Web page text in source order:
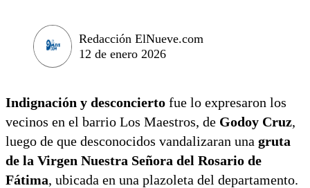
Redacción ElNueve.com
12 de enero 2026
Indignación y desconcierto fue lo expresaron los
vecinos en el barrio Los Maestros, de Godoy Cruz,
luego de que desconocidos vandalizaran una gruta
de la Virgen Nuestra Señora del Rosario de
Fátima, ubicada en una plazoleta del departamento.